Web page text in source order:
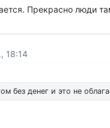
Прекрасно люди
18:14
без денег и это не